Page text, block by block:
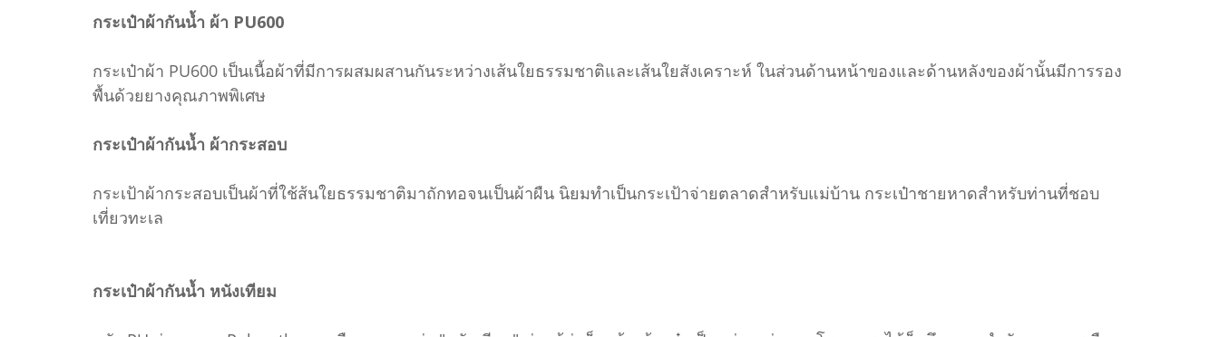
กระเป๋าผ้ากันน้ำ ผ้า PU600
กระเป๋าผ้า PU600 เป็นเนื้อผ้าที่มีการผสมผสานกันระหว่างเส้นใยธรรมชาติและเส้นใยสังเคราะห์ ในส่วนด้านหน้าของและด้านหลังของผ้านั้นมีการรอง
พื้นด้วยยางคุณภาพพิเศษ
กระเป๋าผ้ากันน้ำ ผ้ากระสอบ
กระเป้าผ้ากระสอบเป็นผ้าที่ใช้ส้นใยธรรมชาติมาถักทอจนเป็นผ้าผืน นิยมทำเป็นกระเป้าจ่ายตลาดสำหรับแม่บ้าน กระเป๋าชายหาดสำหรับท่านที่ชอบ
เที่ยวทะเล
กระเป๋าผ้ากันน้ำ หนังเทียม